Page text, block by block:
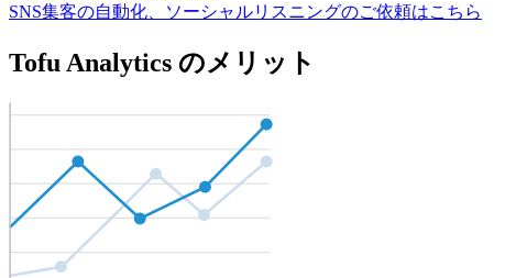
SNS集客の自動化、ソーシャルリスニングのご依頼はこちら
Tofu Analytics のメリット